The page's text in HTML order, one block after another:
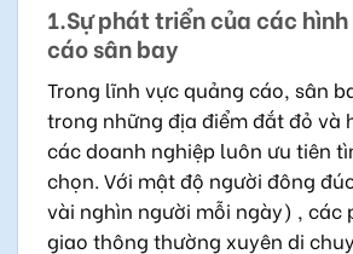
1.Sự phát triển của các
cáo sân bay
Trong lĩnh vực quảng cáo, sân
trong những địa điểm đắt đỏ và
các doanh nghiệp luôn ưu tiên
chọn. Với mật độ người đông
vài nghìn người mỗi ngày) , các
giao thông thường xuyên di